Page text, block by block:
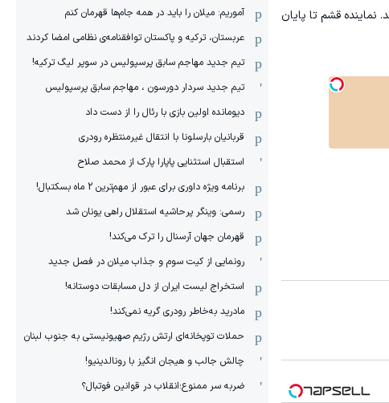
قشم تا پایان
آموریم: میلان را باید در همه جام‌ها قهرمان کنم
عربستان، ترکیه و پاکستان توافقنامه‌ی نظامی امضا کردند
تیم جدید مهاجم سابق پرسپولیس در سوپر لیگ ترکیه!
تیم جدید سردار دورسون ، مهاجم سابق پرسپولیس
دیومانده اولین بازی با رئال را از دست داد
قربانیان بارسلونا با انتقال غیرمنتظره رودری
استقبال استثنایی پاپارا پارک از محمد صلاح
برنامه ویژه داوری برای عبور از مهم‌ترین 2 ماه بسکتبال!
رسمی: وینگر پرحاشیه استقلال راهی یونان شد
قهرمان جهان آرسنال را ترک می‌کند!
رونمایی از کیت سوم و جذاب میلان در فصل جدید
استخراج لیست ایران از دل مسابقات دوستانه!
مادرید به‌خاطر رودری گریه نمی‌کند!
حملات توپخانه‌ای ارتش رژیم صهیونیستی به جنوب لبنان
چالش جالب و هیجان انگیز با رونالدینیو!
ضربه سر ممنوع؛انقلاب در قوانین فوتبال؟